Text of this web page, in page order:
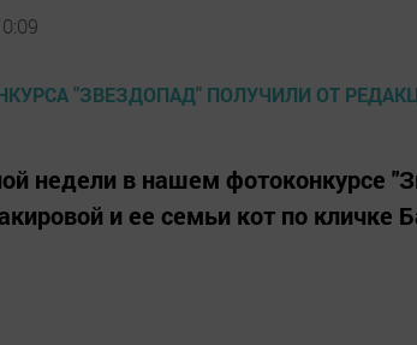
недели в нашем фотоконкурсе
и ее семьи кот по кличке